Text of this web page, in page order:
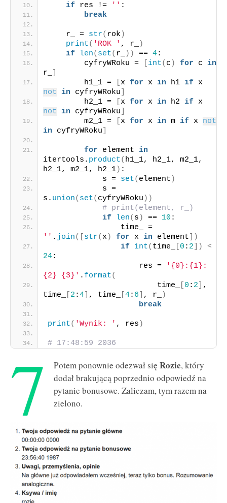
if res != '' :
break
    r_ =
str( rok )
print( 'ROK ' , r_
)
if
len( set( r_ )) == 4:
        cyfryWRoku =
int( c ) for c in
r_
        h1_1 =
x for x in h1 if
not in cyfryWRoku
        h2_1 =
x for x in h2 if
not in cyfryWRoku
        m2_1 =
x for x in m if x not
in cyfryWRoku
for element in
itertools. product( h1_1, h2_1, m2_1,
h2_1, m2_1, h2_1) :
            s =
set( element )
            s =
s. union( set( cyfryWRoku ))
# print(element, r_)
if
len( s ) == 10 :
'' . join([ str( x ) for x in element ])
if int( time_ 0 : 2 ])
<
24:
                    res =
'{0}:{1}:
{2} {3}' . format(
                        time_
0 : 2
,
time_
2 :4 , time_ 4: 6 , r_
)
break
print( 'Wynik: ' , res )
# 17:48:59 2036
7 Potem ponownie odezwał sięRozie, który
dodał brakującą poprzednio odpowiedź na
pytanie bonusowe. Zaliczam, tym razem na
zielono.